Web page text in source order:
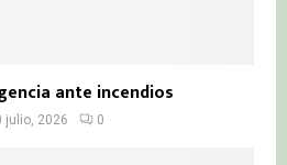
ante incendios
julio, 2026 0